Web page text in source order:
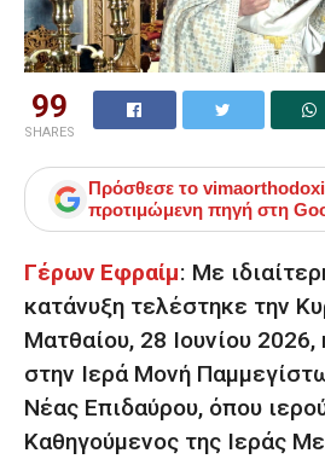
99
SHARES
Πρόσθεσε το
προτιμώμενη πηγή στη
Γέρων Εφραίμ: Με
κατάνυξη τελέστηκε την
Ματθαίου, 28 Ιουνίου 2026,
στην Ιερά Μονή
Νέας Επιδαύρου, όπου
Καθηγούμενος της Ιεράς